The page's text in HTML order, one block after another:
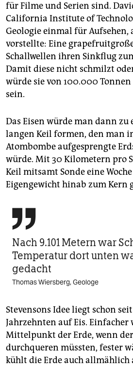
für Filme und Serien sind.
California Institute of
Geologie einmal für Aufsehen,
vorstellte: Eine
Schallwellen ihren Sinkflug
Damit diese nicht schmilzt
würde sie von 100.000 Tonnen
sein.
Das Eisen würde man dann
langen Keil formen, den man
Atombombe aufgesprengte
würde. Mit 30 Kilometern pro
Keil mitsamt Sonde eine
Eigengewicht hinab zum Kern

Nach 9.101 Metern war
Temperatur dort unten
gedacht
Thomas Wiersberg, Geologe
Stevensons Idee liegt schon
Jahrzehnten auf Eis. Einfacher
Mittelpunkt der Erde, wenn
durchqueren müssten, fester
kühlt die Erde auch allmählich